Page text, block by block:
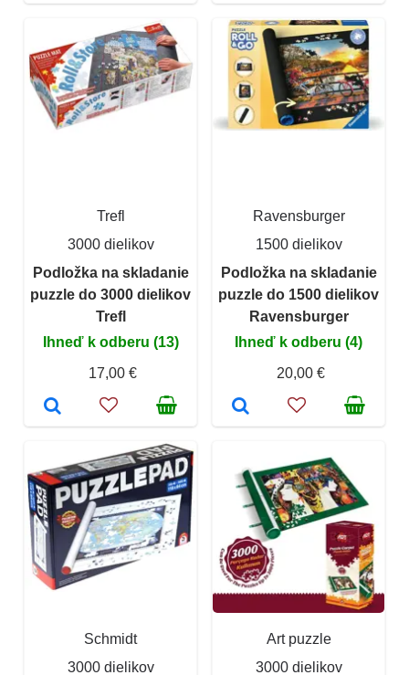
Trefl
3000 dielikov
Podložka na skladanie
puzzle do 3000 dielikov
Trefl
Ihneď k odberu (13)
17,00 €
Ravensburger
1500 dielikov
Podložka na skladanie
puzzle do 1500 dielikov
Ravensburger
Ihneď k odberu (4)
20,00 €
Schmidt
3000 dielikov
Art puzzle
3000 dielikov